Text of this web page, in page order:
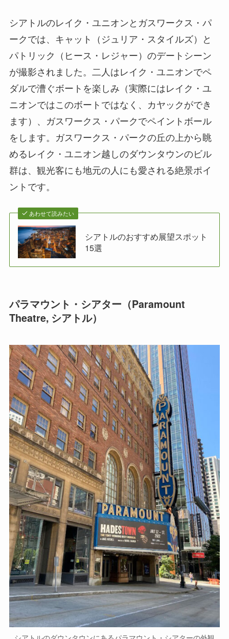
シアトルのレイク・ユニオンとガスワークス・パ
ークでは、キャット（ジュリア・スタイルズ）と
パトリック（ヒース・レジャー）のデートシーン
が撮影されました。二人はレイク・ユニオンでペ
ダルで漕ぐボートを楽しみ（実際にはレイク・ユ
ニオンではこのボートではなく、カヤックができ
ます）、ガスワークス・パークでペイントボール
をします。ガスワークス・パークの丘の上から眺
めるレイク・ユニオン越しのダウンタウンのビル
群は、観光客にも地元の人にも愛される絶景ポイ
ントです。
あわせて読みたい
シアトルのおすすめ展望スポット
15選
パラマウント・シアター（Paramount
Theatre, シアトル）